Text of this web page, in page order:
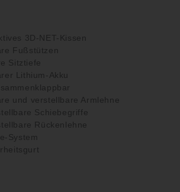
3D-NET-Kissen
Fußstützen
Sitztiefe
Lithium-Akku
und verstellbare Armlehne
Schiebegriffe
Rückenlehne
System